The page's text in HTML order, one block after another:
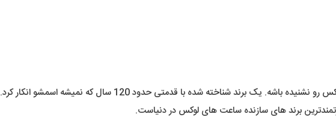
دیگه عملاً کسی داخل کشور یا دنیا نیست که اسم برند رولکس رو
برند های سازنده ساعت های لوکس در دنیاست.